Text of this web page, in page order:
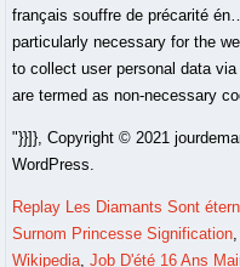
français souffre de précarité
particularly necessary for the
to collect user personal data
are termed as non-necessary
"}}]}, Copyright © 2021
WordPress.
Replay Les Diamants Sont
Surnom Princesse Signification,
Wikipedia,Job D'été 16 Ans